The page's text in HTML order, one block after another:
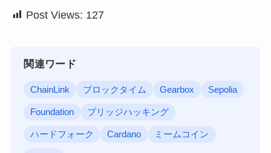
Post Views: 127
関連ワード
ChainLink ブロックタイム Gearbox Sepolia
Foundation ブリッジハッキング
ハードフォーク Cardano ミームコイン